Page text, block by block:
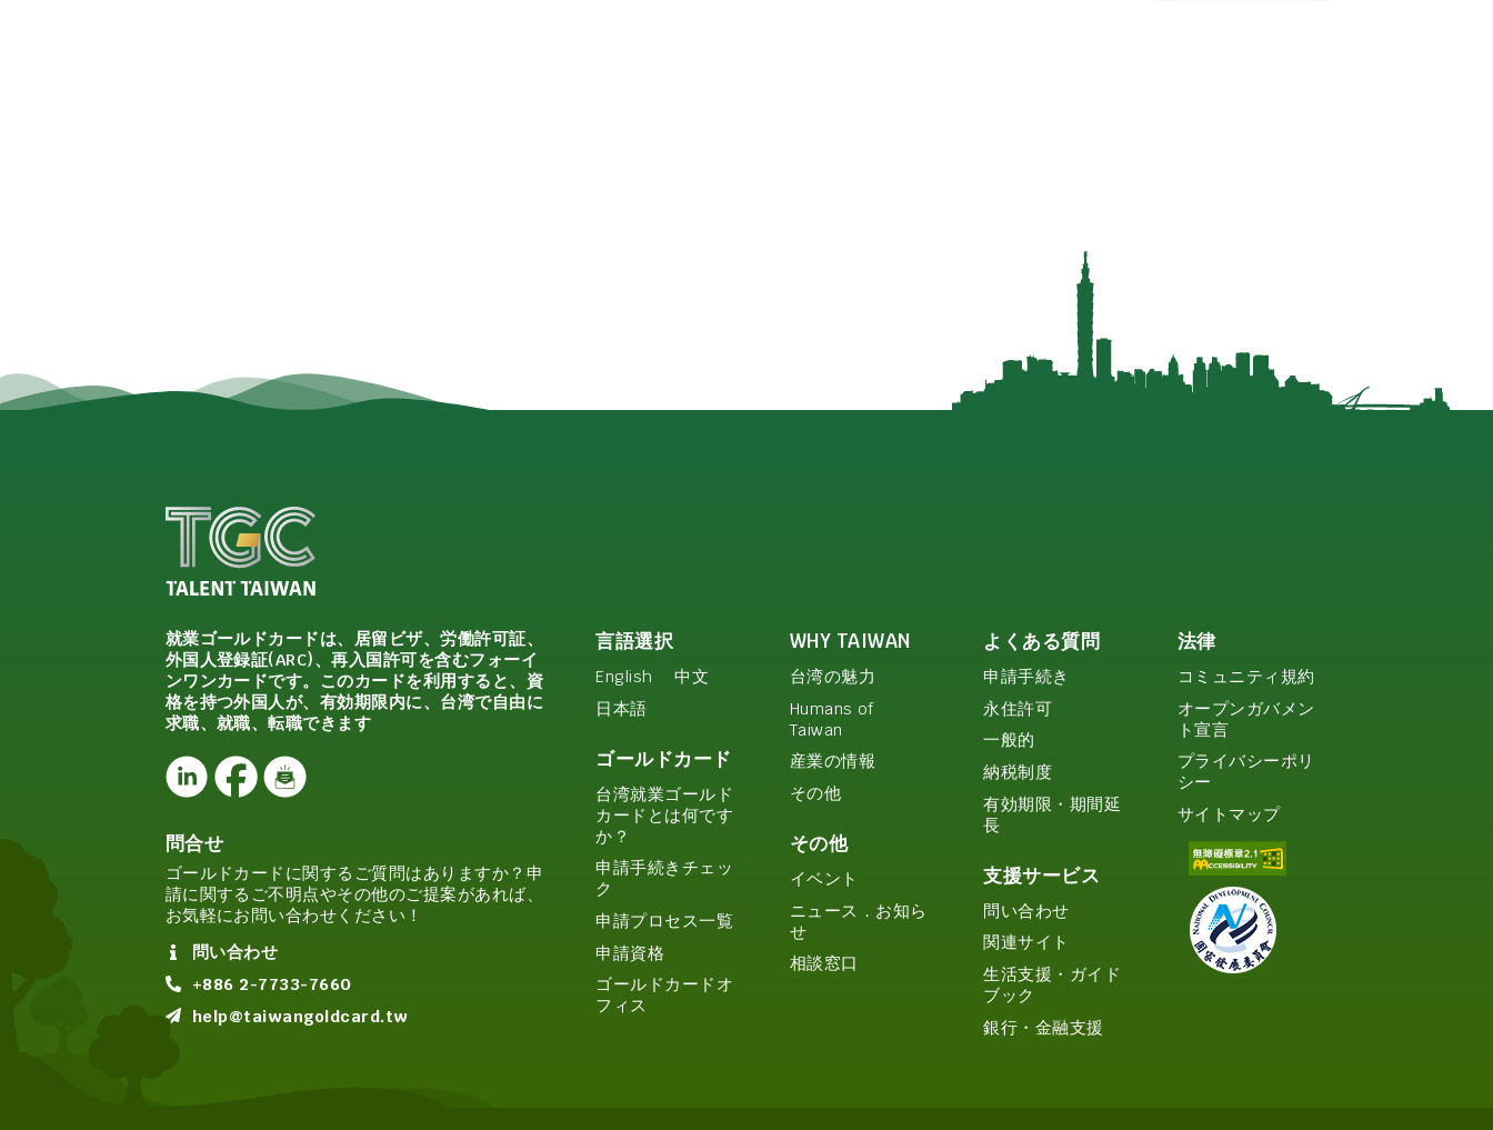
就業ゴールドカードは、居留ビザ、労働許可証、
外国人登録証(ARC)、再入国許可を含むフォーイ
ンワンカードです。このカードを利用すると、資
格を持つ外国人が、有効期限内に、台湾で自由に
求職、就職、転職できます
問合せ
ゴールドカードに関するご質問はありますか？申
請に関するご不明点やその他のご提案があれば、
お気軽にお問い合わせください！
問い合わせ
+886 2-7733-7660
help@taiwangoldcard.tw
言語選択
English
中文
日本語
ゴールドカード
台湾就業ゴールド
カードとは何です
か？
申請手続きチェッ
ク
申請プロセス一覧
申請資格
ゴールドカードオ
フィス
WHY TAIWAN
台湾の魅力
Humans of
Taiwan
産業の情報
その他
その他
イベント
ニュース．お知ら
せ
相談窓口
よくある質問
申請手続き
永住許可
一般的
納税制度
有効期限・期間延
長
支援サービス
問い合わせ
関連サイト
生活支援・ガイド
ブック
銀行・金融支援
法律
コミュニティ規約
オープンガバメン
ト宣言
プライバシーポリ
シー
サイトマップ